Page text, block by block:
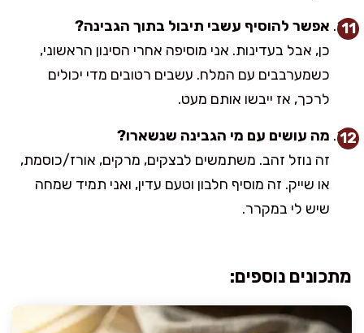
אפשר להוסיף עשבי תיבול בתוך הגבינה?
כן, אבל בעדינות. אני מוסיפה אחרי הסינון הראשוני,
כשמערבבים עם המלח. עשבים רטובים מדי יכולים
לרכך, אז ייבשו אותם מעט.
מה עושים עם מי הגבינה שנשארו?
זה נוזל זהב. משתמשים לבצקים, מרקים, אורז/כוסמת,
או שייק. זה מוסיף חלבון וטעם עדין, ואני תמיד שמחה
שיש לי במקרר.
מתכונים נוספים: